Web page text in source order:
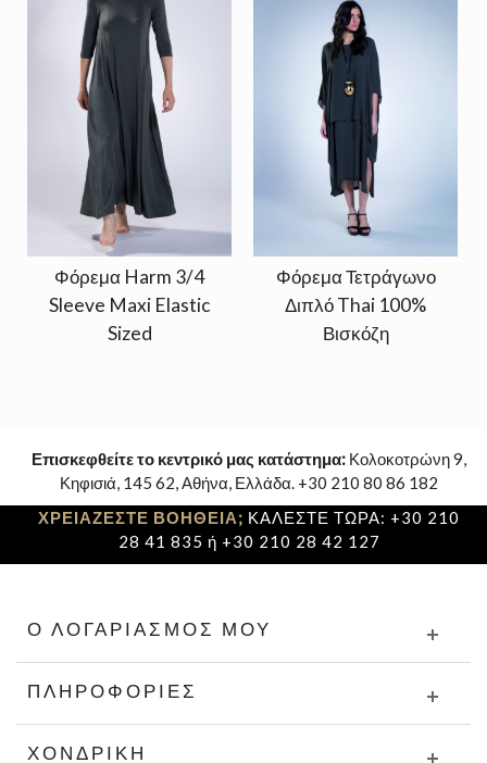
Φόρεμα Harm 3/4
Sleeve Maxi Elastic
Sized
Φόρεμα Τετράγωνο
Διπλό Thai 100%
Βισκόζη
Επισκεφθείτε το κεντρικό μας κατάστημα: Κολοκοτρώνη 9,
Κηφισιά, 145 62, Αθήνα, Ελλάδα. +30 210 80 86 182
ΧΡΕΙΑΖΕΣΤΕ ΒΟΗΘΕΙΑ; ΚΑΛΕΣΤΕ ΤΩΡΑ: +30 210
28 41 835 ή +30 210 28 42 127
Ο ΛΟΓΑΡΙΑΣΜΌΣ ΜΟΥ
ΠΛΗΡΟΦΟΡΊΕΣ
ΧΟΝΔΡΙΚΉ